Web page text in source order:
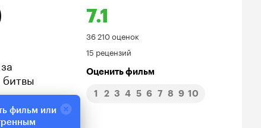
7.1
Рейтинг
Кинопоиска
7.1
36 210 оценок
15 рецензий
Оценить фильм
1 2 3 4 5 6 7 8 9 10
фильм или